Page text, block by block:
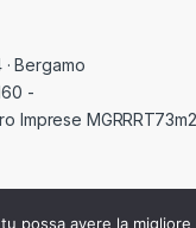
Bergamo
-
Imprese
possa avere la